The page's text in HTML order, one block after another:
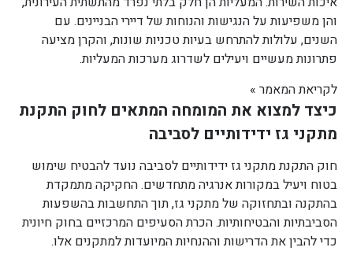
והן משפיעות על הנגישות והנוחות של דיירי הבניינים. עם
השנים, עלולות להתרחש בעיות טכניות שונות, והקרן מציעה
פתרונות מעשיים ויעילים לשדרוג מערכות המעליות.
לקריאת המאמר »
כיצד למצוא את המומחה המתאים לחוק התקנת
מתקני גז ידידותיים לסביבה
חוק התקנת מתקני גז ידידותיים לסביבה נועד להבטיח שימוש
בטוח ויעיל במקורות אנרגיה מתחדשים. החקיקה מתמקדת
בהתקנה ובתחזוקה של מתקני גז, תוך התחשבות בהשפעות
הסביבתיות והבטיחותיות. הכרת הסעיפים המרכזיים בחוק חיונית
כדי להבין את הדרישות וההנחיות המיועדות למתקנים אלו.